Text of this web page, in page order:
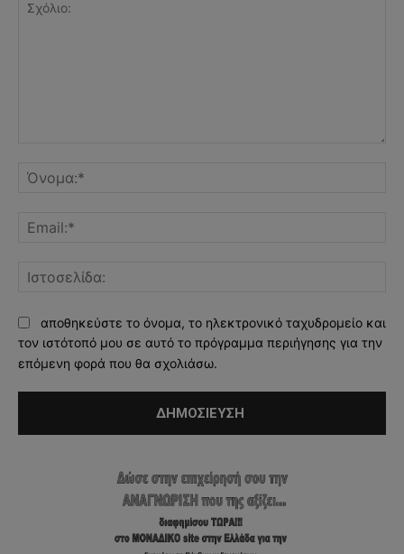
αποθηκεύστε το όνομα, το ηλεκτρονικό ταχυδρομείο και
τον ιστότοπό μου σε αυτό το πρόγραμμα περιήγησης για την
επόμενη φορά που θα σχολιάσω.